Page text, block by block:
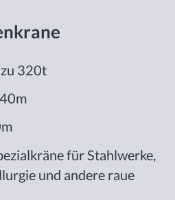
320t
für Stahlwerke,
und andere raue